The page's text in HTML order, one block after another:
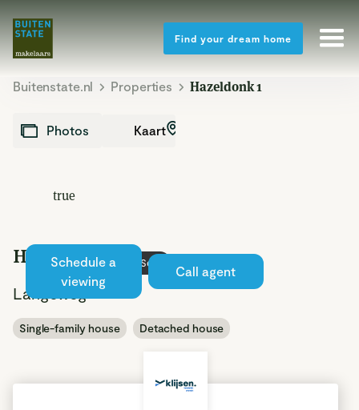
Find your dream home
Buitenstate.nl Properties Hazeldonk 1
Photos Kaart
true
Schedule a
viewing
Call agent
Hazeldonk 1 Sold
Langeweg
Single-family house Detached house